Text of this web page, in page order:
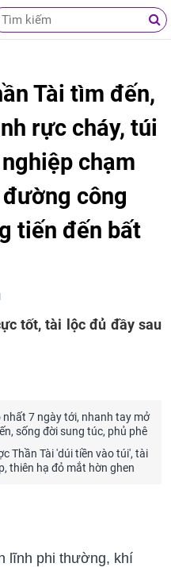
Tài tìm đến,
rực cháy, túi
chạm
công
tiến đến bất
tốt, tài lộc đủ đầy sau
7 ngày tới, nhanh tay mở
sống đời sung túc, phủ phê
Thần Tài 'dúi tiền vào túi', tài
thiên hạ đỏ mắt hờn ghen
lĩnh phi thường, khí